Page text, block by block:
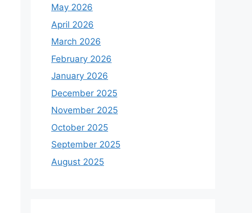
May 2026
April 2026
March 2026
February 2026
January 2026
December 2025
November 2025
October 2025
September 2025
August 2025